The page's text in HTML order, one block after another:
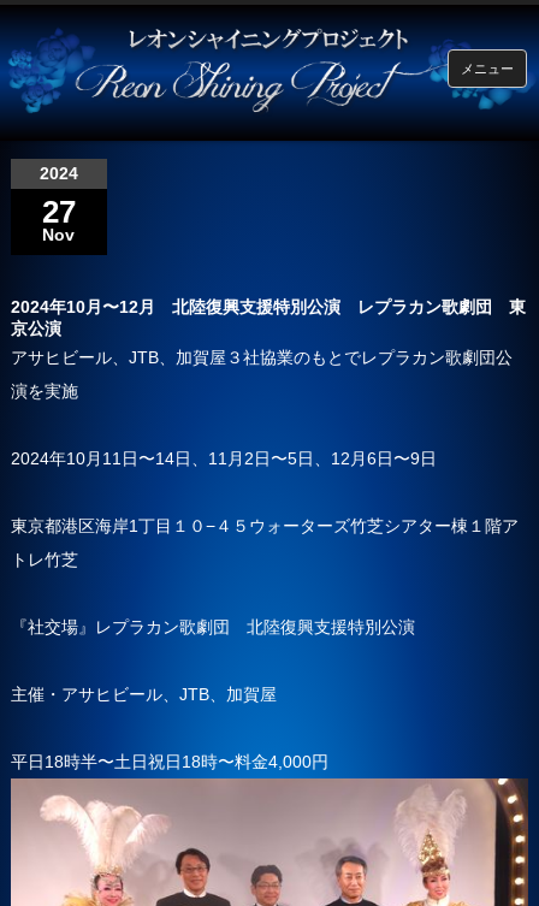
メニュー
2024
27
Nov
2024年10月〜12月 北陸復興支援特別公演 レプラカン歌劇団 東
京公演
アサヒビール、JTB、加賀屋３社協業のもとでレプラカン歌劇団公
演を実施
2024年10月11日〜14日、11月2日〜5日、12月6日〜9日
東京都港区海岸1丁目１０−４５ウォーターズ竹芝シアター棟１階ア
トレ竹芝
『社交場』レプラカン歌劇団 北陸復興支援特別公演
主催・アサヒビール、JTB、加賀屋
平日18時半〜土日祝日18時〜料金4,000円